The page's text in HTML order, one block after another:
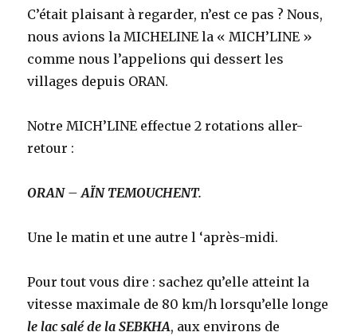
C’était plaisant à regarder, n’est ce pas ? Nous,
nous avions la MICHELINE la « MICH’LINE »
comme nous l’appelions qui dessert les
villages depuis ORAN.
Notre MICH’LINE effectue 2 rotations aller-
retour :
ORAN – AÏN TEMOUCHENT.
Une le matin et une autre l ‘après-midi.
Pour tout vous dire : sachez qu’elle atteint la
vitesse maximale de 80 km/h lorsqu’elle longe
le lac salé de la SEBKHA, aux environs de